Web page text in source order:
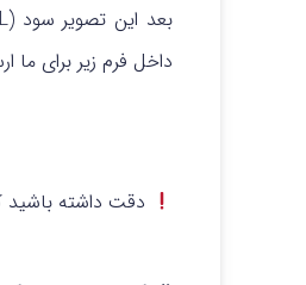
داخل فرم زیر برای
دقت داشته باشید